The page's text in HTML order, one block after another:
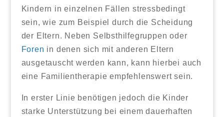
Kindern in einzelnen Fällen stressbedingt
sein, wie zum Beispiel durch die Scheidung
der Eltern. Neben Selbsthilfegruppen oder
Foren in denen sich mit anderen Eltern
ausgetauscht werden kann, kann hierbei auch
eine Familientherapie empfehlenswert sein.
In erster Linie benötigen jedoch die Kinder
starke Unterstützung bei einem dauerhaften